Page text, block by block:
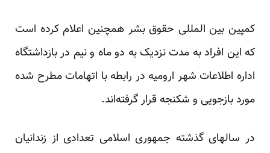
کمپین بین المللی حقوق بشر همچنین اعلام کرده است
که این افراد به مدت نزدیک به دو ماه و نیم در بازداشتگاه
اداره اطلاعات شهر ارومیه در رابطه با اتهامات مطرح شده
مورد بازجویی و شکنجه‌ قرار گرفته‌اند.
در سالهای گذشته جمهوری اسلامی تعدادی از زندانیان